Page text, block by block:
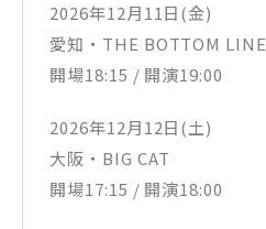
2026年12月11日(金)
愛知・THE BOTTOM LINE
開場18:15 / 開演19:00
2026年12月12日(土)
大阪・BIG CAT
開場17:15 / 開演18:00